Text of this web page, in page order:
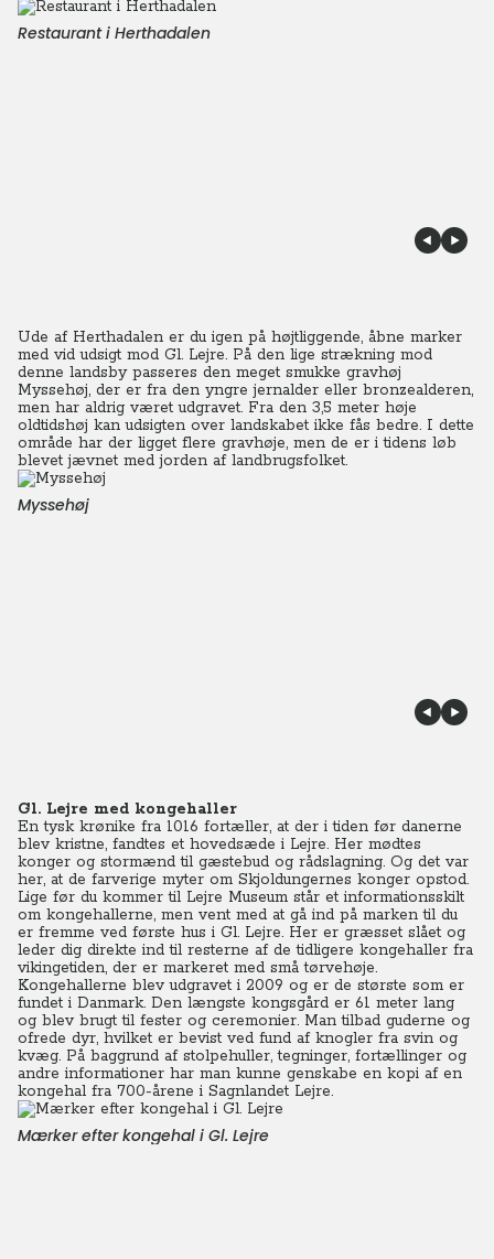
Restaurant i Herthadalen
Ude af Herthadalen er du igen på højtliggende, åbne marker
med vid udsigt mod Gl. Lejre. På den lige strækning mod
denne landsby passeres den meget smukke gravhøj
Myssehøj, der er fra den yngre jernalder eller bronzealderen,
men har aldrig været udgravet. Fra den 3,5 meter høje
oldtidshøj kan udsigten over landskabet ikke fås bedre. I dette
område har der ligget flere gravhøje, men de er i tidens løb
blevet jævnet med jorden af landbrugsfolket.
Myssehøj
Gl. Lejre med kongehaller
En tysk krønike fra 1016 fortæller, at der i tiden før danerne
blev kristne, fandtes et hovedsæde i Lejre. Her mødtes
konger og stormænd til gæstebud og rådslagning. Og det var
her, at de farverige myter om Skjoldungernes konger opstod.
Lige før du kommer til Lejre Museum står et informationsskilt
om kongehallerne, men vent med at gå ind på marken til du
er fremme ved første hus i Gl. Lejre. Her er græsset slået og
leder dig direkte ind til resterne af de tidligere kongehaller fra
vikingetiden, der er markeret med små tørvehøje.
Kongehallerne blev udgravet i 2009 og er de største som er
fundet i Danmark. Den længste kongsgård er 61 meter lang
og blev brugt til fester og ceremonier. Man tilbad guderne og
ofrede dyr, hvilket er bevist ved fund af knogler fra svin og
kvæg. På baggrund af stolpehuller, tegninger, fortællinger og
andre informationer har man kunne genskabe en kopi af en
kongehal fra 700-årene i Sagnlandet Lejre.
Mærker efter kongehal i Gl. Lejre